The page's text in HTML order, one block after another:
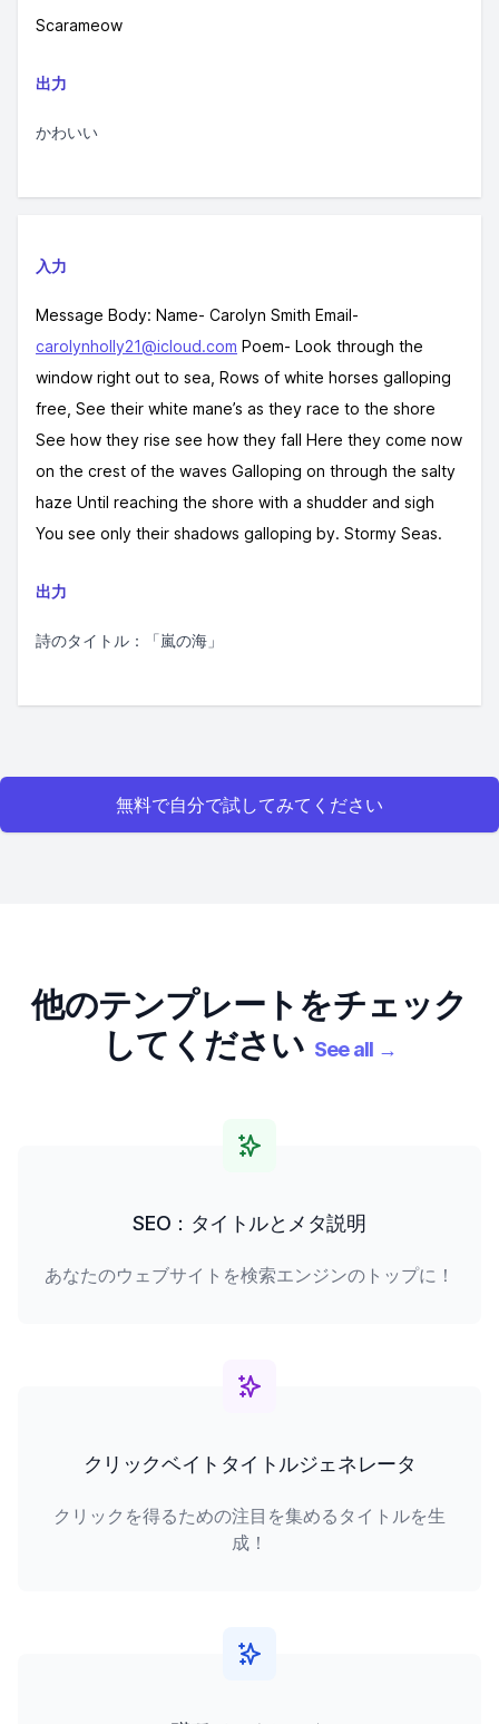
Scarameow
出力
かわいい
入力
Message Body: Name- Carolyn Smith Email-
carolynholly21@icloud.com Poem- Look through the
window right out to sea, Rows of white horses galloping
free, See their white mane’s as they race to the shore
See how they rise see how they fall Here they come now
on the crest of the waves Galloping on through the salty
haze Until reaching the shore with a shudder and sigh
You see only their shadows galloping by. Stormy Seas.
出力
詩のタイトル：「嵐の海」
無料で自分で試してみてください
他のテンプレートをチェック
してください See all →
SEO：タイトルとメタ説明
あなたのウェブサイトを検索エンジンのトップに！
クリックベイトタイトルジェネレータ
クリックを得るための注目を集めるタイトルを生
成！